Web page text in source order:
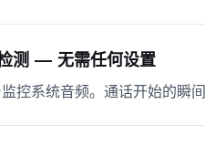
测 — 无需任何设置
控系统音频。通话开始的瞬